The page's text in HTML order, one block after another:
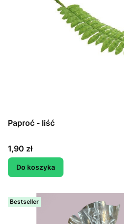
Paproć - liść
Cena
1,90 zł
Do koszyka
Bestseller